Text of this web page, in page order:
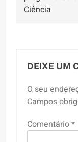
Post
Ciência
DEIXE UM
O seu
Campos
Comentário*